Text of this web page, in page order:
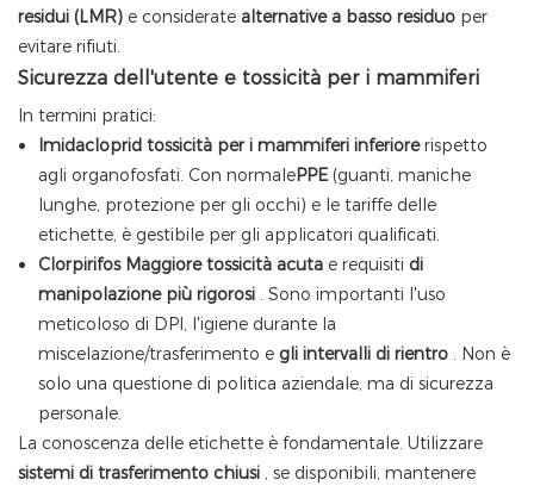
residui (LMR) e considerate alternative a basso residuo per
evitare rifiuti.
Sicurezza dell'utente e tossicità per i mammiferi
In termini pratici:
Imidacloprid tossicità per i mammiferi inferiorerispetto
agli organofosfati. Con normalePPE(guanti, maniche
lunghe, protezione per gli occhi) e le tariffe delle
etichette, è gestibile per gli applicatori qualificati.
Clorpirifos Maggiore tossicità acutae requisiti di
manipolazione più rigorosi. Sono importanti l'uso
meticoloso di DPI, l'igiene durante la
miscelazione/trasferimento e gli intervalli di rientro. Non è
solo una questione di politica aziendale, ma di sicurezza
personale.
La conoscenza delle etichette è fondamentale. Utilizzare
sistemi di trasferimento chiusi , se disponibili, mantenere